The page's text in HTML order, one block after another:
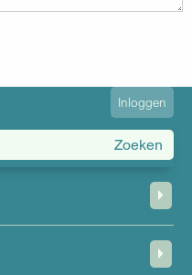
User
account
menu
Inloggen